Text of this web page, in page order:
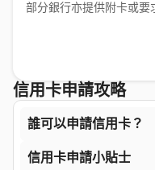
部分銀行亦提供附卡或要
信用卡申請攻略
誰可以申請信用卡？
信用卡申請小貼士